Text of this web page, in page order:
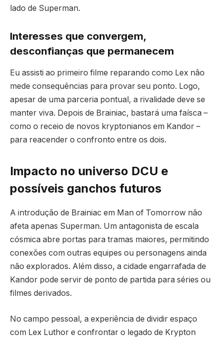
lado de Superman.
Interesses que convergem,
desconfianças que permanecem
Eu assisti ao primeiro filme reparando como Lex não
mede consequências para provar seu ponto. Logo,
apesar de uma parceria pontual, a rivalidade deve se
manter viva. Depois de Brainiac, bastará uma faísca –
como o receio de novos kryptonianos em Kandor –
para reacender o confronto entre os dois.
Impacto no universo DCU e
possíveis ganchos futuros
A introdução de Brainiac em Man of Tomorrow não
afeta apenas Superman. Um antagonista de escala
cósmica abre portas para tramas maiores, permitindo
conexões com outras equipes ou personagens ainda
não explorados. Além disso, a cidade engarrafada de
Kandor pode servir de ponto de partida para séries ou
filmes derivados.
No campo pessoal, a experiência de dividir espaço
com Lex Luthor e confrontar o legado de Krypton